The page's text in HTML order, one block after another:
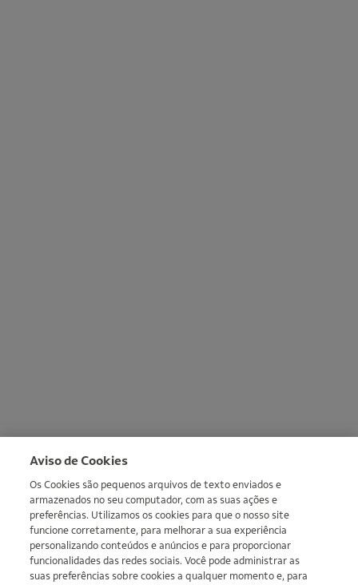
Aviso de Cookies
Os Cookies são pequenos arquivos de texto enviados e
armazenados no seu computador, com as suas ações e
preferências. Utilizamos os cookies para que o nosso site
funcione corretamente, para melhorar a sua experiência
personalizando conteúdos e anúncios e para proporcionar
funcionalidades das redes sociais. Você pode administrar as
suas preferências sobre cookies a qualquer momento e, para